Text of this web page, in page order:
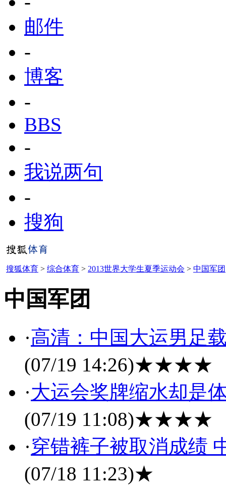
邮件
-
博客
-
BBS
-
我说两句
-
搜狗
搜狐体育 > 综合体育 > 2013世界大学生夏季运动会 > 中国军团
中国军团
·高清：中国大运男足
(07/19 14:26)★★★★
·大运会奖牌缩水却是
(07/19 11:08)★★★★
·穿错裤子被取消成绩
(07/18 11:23)★